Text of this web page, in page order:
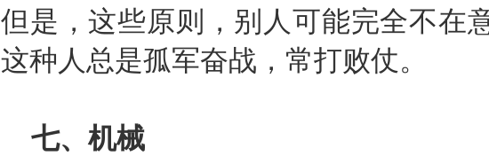
但是，这些原则，别人可能完全不在
这种人总是孤军奋战，常打败仗。
七、机械